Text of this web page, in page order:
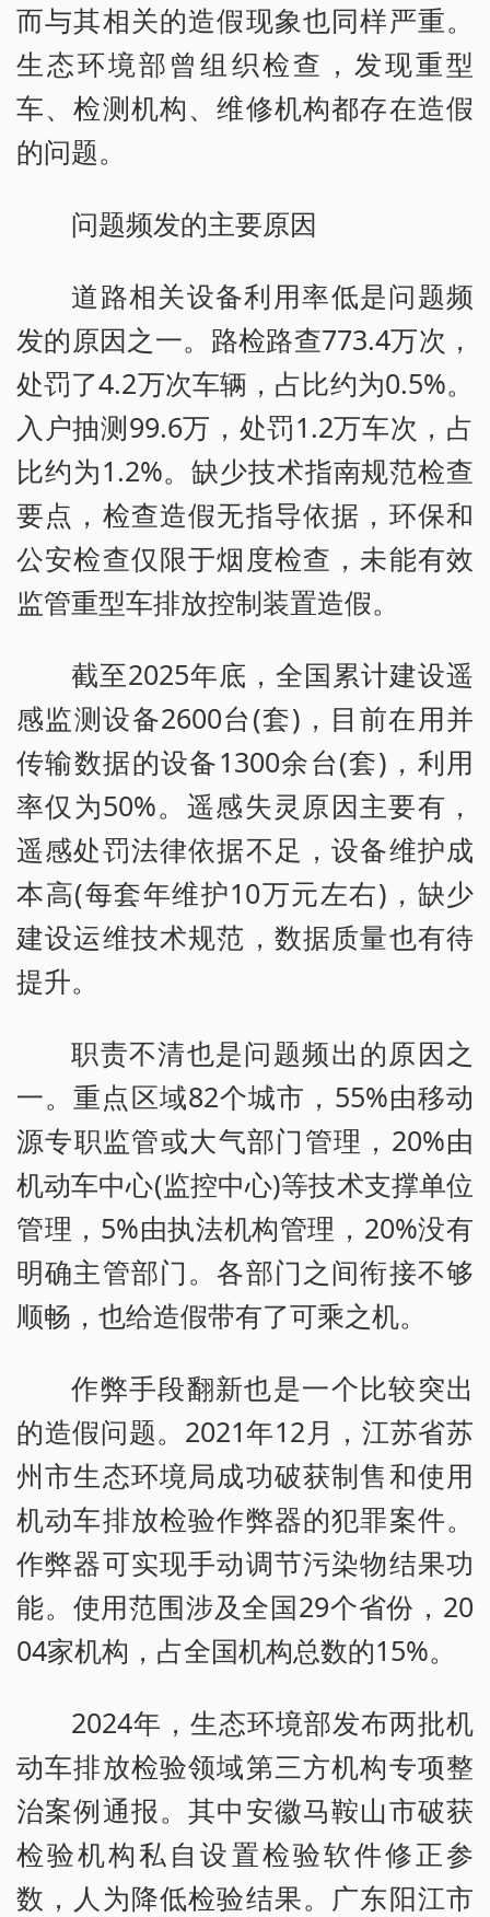
而与其相关的造假现象也同样严重。
生态环境部曾组织检查，发现重型
车、检测机构、维修机构都存在造假
的问题。
问题频发的主要原因
道路相关设备利用率低是问题频
发的原因之一。路检路查773.4万次，
处罚了4.2万次车辆，占比约为0.5%。
入户抽测99.6万，处罚1.2万车次，占
比约为1.2%。缺少技术指南规范检查
要点，检查造假无指导依据，环保和
公安检查仅限于烟度检查，未能有效
监管重型车排放控制装置造假。
截至2025年底，全国累计建设遥
感监测设备2600台(套)，目前在用并
传输数据的设备1300余台(套)，利用
率仅为50%。遥感失灵原因主要有，
遥感处罚法律依据不足，设备维护成
本高(每套年维护10万元左右)，缺少
建设运维技术规范，数据质量也有待
提升。
职责不清也是问题频出的原因之
一。重点区域82个城市，55%由移动
源专职监管或大气部门管理，20%由
机动车中心(监控中心)等技术支撑单位
管理，5%由执法机构管理，20%没有
明确主管部门。各部门之间衔接不够
顺畅，也给造假带有了可乘之机。
作弊手段翻新也是一个比较突出
的造假问题。2021年12月，江苏省苏
州市生态环境局成功破获制售和使用
机动车排放检验作弊器的犯罪案件。
作弊器可实现手动调节污染物结果功
能。使用范围涉及全国29个省份，20
04家机构，占全国机构总数的15%。
2024年，生态环境部发布两批机
动车排放检验领域第三方机构专项整
治案例通报。其中安徽马鞍山市破获
检验机构私自设置检验软件修正参
数，人为降低检验结果。广东阳江市